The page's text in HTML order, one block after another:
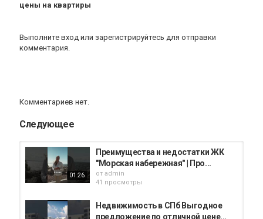
цены на квартиры
Выполните вход или зарегистрируйтесь для отправки
комментария.
Комментариев нет.
Следующее
01:26
Преимущества и недостатки ЖК
"Морская набережная" | Про...
от admin
41 просмотры
Недвижимость в СПб Выгодное
предложение по отличной цене...